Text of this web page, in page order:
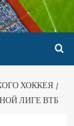
ХОККЕЯ
ЛИГЕ ВТБ